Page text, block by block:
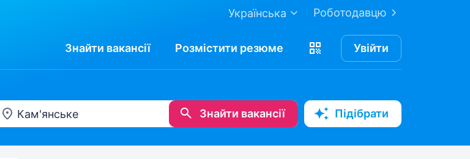
Роботодавцю
Українська
Знайти вакансії Розмістити резюме Увійти
Знайти вакансії Підібрати